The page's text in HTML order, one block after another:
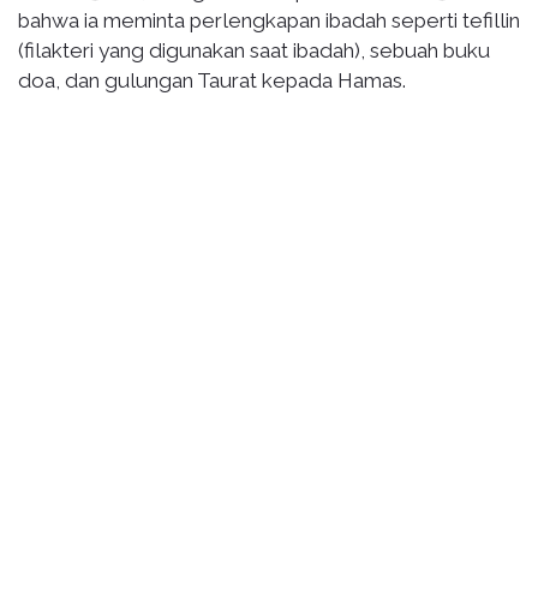
bahwa ia meminta perlengkapan ibadah seperti tefillin
(filakteri yang digunakan saat ibadah), sebuah buku
doa, dan gulungan Taurat kepada Hamas.